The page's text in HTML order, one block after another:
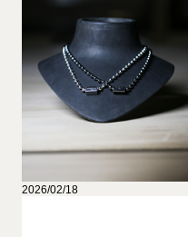
2026/02/18